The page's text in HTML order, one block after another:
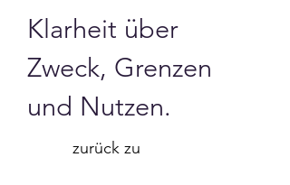
zurück zu
Klarheit über
Zweck, Grenzen
und Nutzen.